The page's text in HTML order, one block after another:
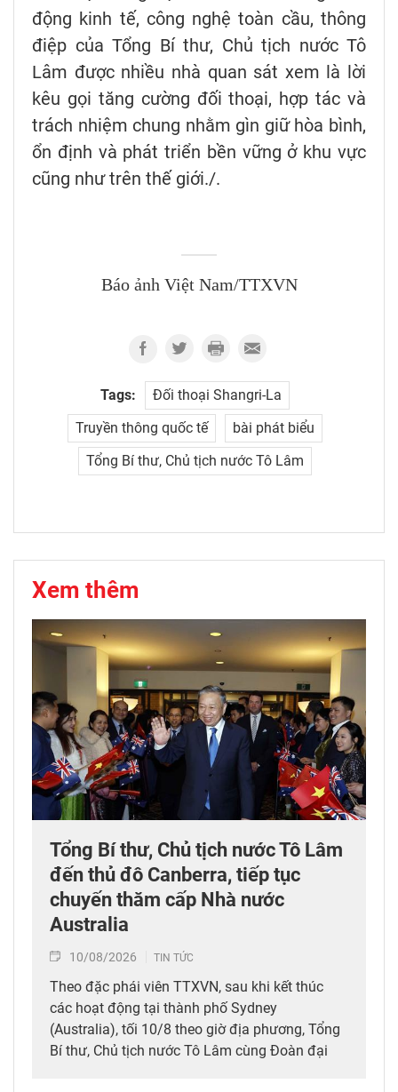
động kinh tế, công nghệ toàn cầu, thông
điệp của Tổng Bí thư, Chủ tịch nước Tô
Lâm được nhiều nhà quan sát xem là lời
kêu gọi tăng cường đối thoại, hợp tác và
trách nhiệm chung nhằm gìn giữ hòa bình,
ổn định và phát triển bền vững ở khu vực
cũng như trên thế giới./.
Báo ảnh Việt Nam/TTXVN
Tags:
Đối thoại Shangri-La
Truyền thông quốc tế
bài phát biểu
Tổng Bí thư, Chủ tịch nước Tô Lâm
Xem thêm
Tổng Bí thư, Chủ tịch nước Tô Lâm
đến thủ đô Canberra, tiếp tục
chuyến thăm cấp Nhà nước
Australia
10/08/2026 TIN TỨC
Theo đặc phái viên TTXVN, sau khi kết thúc
các hoạt động tại thành phố Sydney
(Australia), tối 10/8 theo giờ địa phương, Tổng
Bí thư, Chủ tịch nước Tô Lâm cùng Đoàn đại